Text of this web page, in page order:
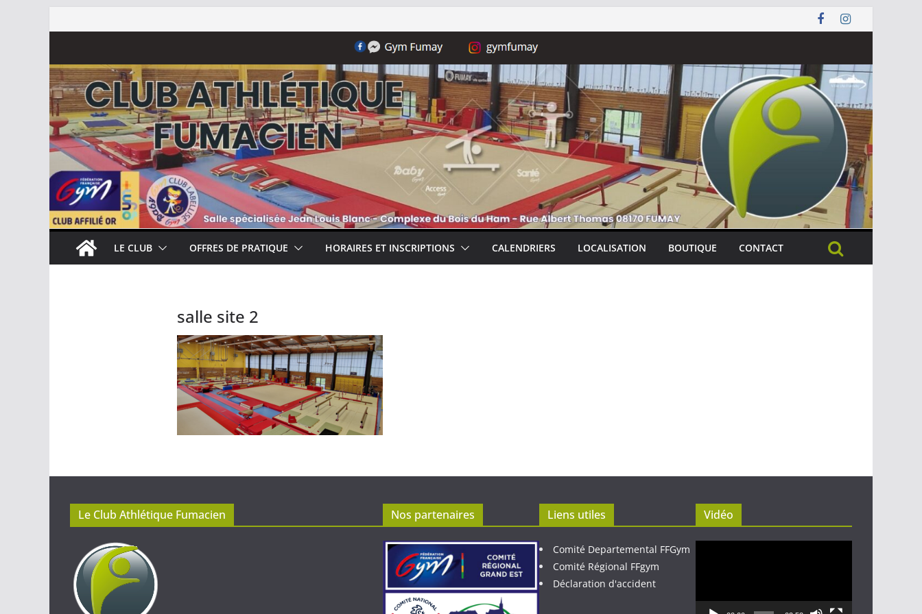
au
LE CLUB OFFRES DE PRATIQUE HORAIRES ET INSCRIPTIONS CALENDRIERS LOCALISATION BOUTIQUE CONTACT
salle site 2
Le Club Athlétique Fumacien Nos partenaires Liens utiles
Comité Departemental FFGym
Comité Régional FFgym
Déclaration d'accident
Vidéo